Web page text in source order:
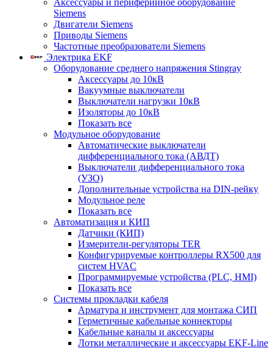
Аксессуары и периферийное оборудование
Siemens
Двигатели Siemens
Приводы Siemens
Частотные преобразователи Siemens
Электрика EKF
Оборудование среднего напряжения Stingray
Аксессуары до 10кВ
Вакуумные выключатели
Выключатели нагрузки 10кВ
Изоляторы до 10кВ
Показать все
Модульное оборудование
Автоматические выключатели
дифференциального тока (АВДТ)
Выключатели дифференциального тока
(УЗО)
Дополнительные устройства на DIN-рейку
Модульное реле
Показать все
Автоматизация и КИП
Датчики (КИП)
Измерители-регуляторы TER
Конфигурируемые контроллеры RX500 для
систем HVAC
Программируемые устройства (PLC, HMI)
Показать все
Системы прокладки кабеля
Арматура и инструмент для монтажа СИП
Герметичные кабельные коннекторы
Кабельные каналы и аксессуары
Лотки металлические и аксессуары EKF-Line